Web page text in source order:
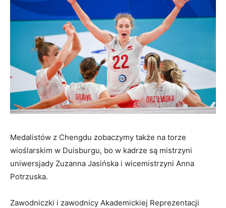
Medalistów z Chengdu zobaczymy także na torze
wioślarskim w Duisburgu, bo w kadrze są mistrzyni
uniwersjady Zuzanna Jasińska i wicemistrzyni Anna
Potrzuska.
Zawodniczki i zawodnicy Akademickiej Reprezentacji